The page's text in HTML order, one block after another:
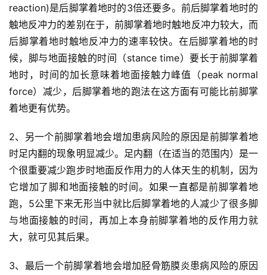
reaction)是后脚掌着地时的3倍还要多。前后脚掌着地时的
触地反冲力的差别在于，前脚掌着地时触地反冲力较大，而
后脚掌着地时触地反冲力的速率较快。在后脚掌着地的时
候，脚与地面接触的时间（stance time）要长于前脚掌着
地时，时间的加长意味着地面接触力峰值（peak normal
force）减少，后脚掌着地的跑法在这方面有可能比前脚掌
着地更有优势。
2、另一个前脚掌着地会增加患病风险的原因是前脚掌着地
时足内翻的现象明显减少。足内翻（在适当的范围内）是一
个很重要减少跑步时地面反作用力的人体天生的机制，因为
它增加了脚和地面接触的时间。如果一直都是前脚掌着地
跑，5公里下来无形当中就比后脚掌着地的人减少了很多脚
与地面接触的时间，再加上本身前脚掌着地的反作用力就
大，就可见其后果。
3、最后一个前脚掌着地会增加胫骨筋膜炎患病风险的原因